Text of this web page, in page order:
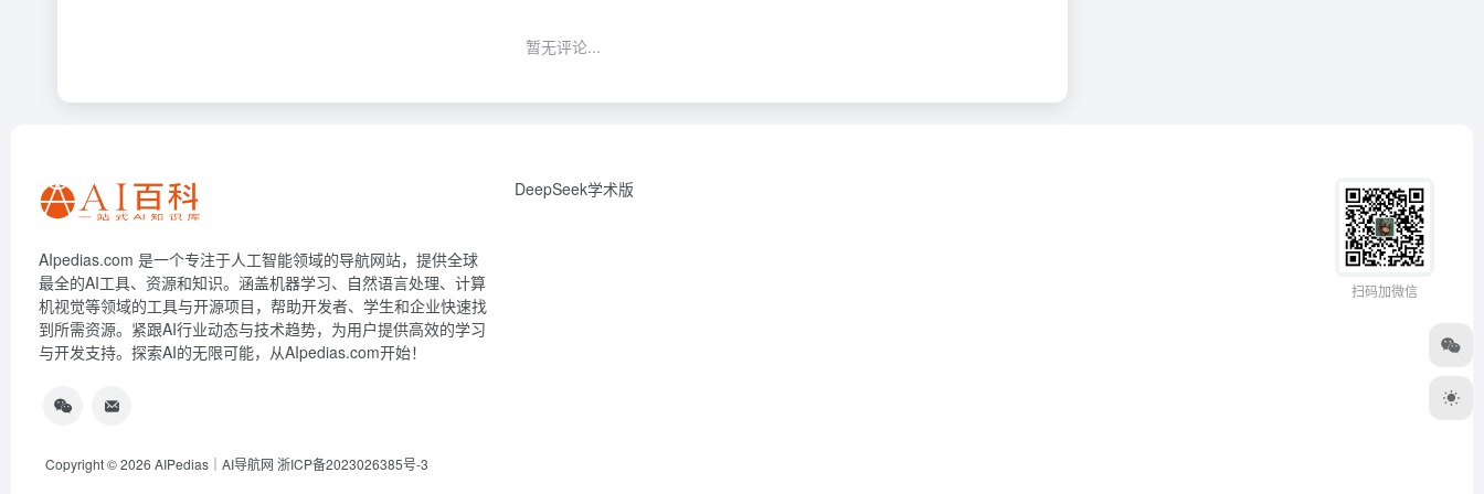
暂无评论...
AIpedias.com 是一个专注于人工智能领域的导航网站，提供全球
最全的AI工具、资源和知识。涵盖机器学习、自然语言处理、计算
机视觉等领域的工具与开源项目，帮助开发者、学生和企业快速找
到所需资源。紧跟AI行业动态与技术趋势，为用户提供高效的学习
与开发支持。探索AI的无限可能，从AIpedias.com开始！
DeepSeek学术版
扫码加微信
Copyright © 2026 AIPedias｜AI导航网 浙ICP备2023026385号-3